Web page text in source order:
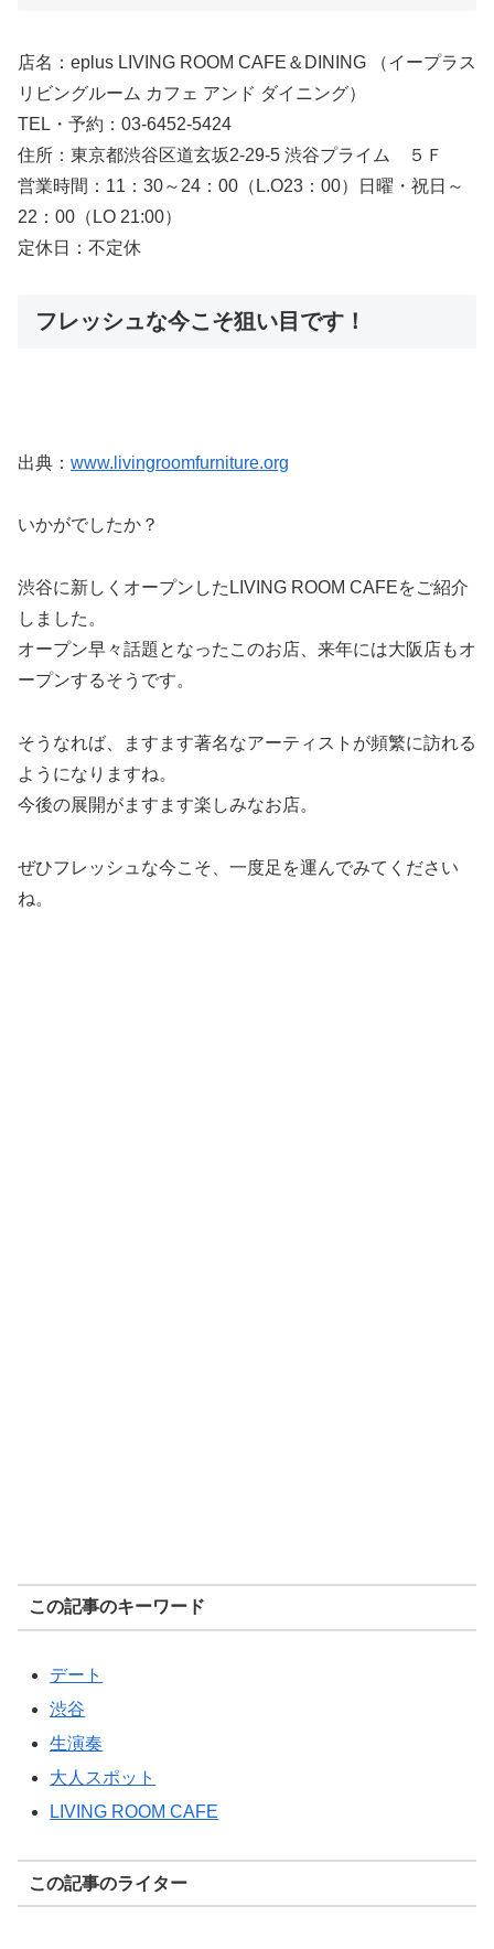
店名：eplus LIVING ROOM CAFE＆DINING （イープラス
リビングルーム カフェ アンド ダイニング）
TEL・予約：03-6452-5424
住所：東京都渋谷区道玄坂2-29-5 渋谷プライム ５Ｆ
営業時間：11：30～24：00（L.O23：00）日曜・祝日～
22：00（LO 21:00）
定休日：不定休
フレッシュな今こそ狙い目です！
出典： www.livingroomfurniture.org
いかがでしたか？
渋谷に新しくオープンしたLIVING ROOM CAFEをご紹介
しました。
オープン早々話題となったこのお店、来年には大阪店もオ
ープンするそうです。
そうなれば、ますます著名なアーティストが頻繁に訪れる
ようになりますね。
今後の展開がますます楽しみなお店。
ぜひフレッシュな今こそ、一度足を運んでみてください
ね。
この記事のキーワード
デート
渋谷
生演奏
大人スポット
LIVING ROOM CAFE
この記事のライター